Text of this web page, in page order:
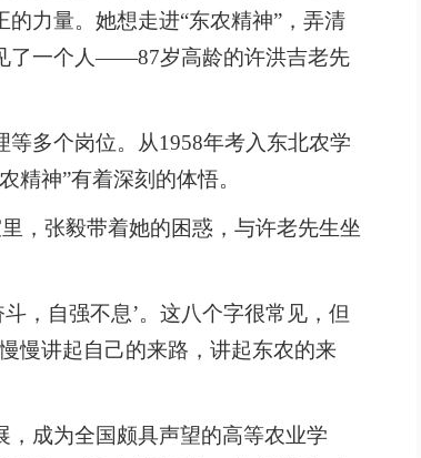
力量。她想走进“东农精神”，弄清
了一个人——87岁高龄的许洪吉老先
多个岗位。从1958年考入东北农学
精神”有着深刻的体悟。
，张毅带着她的困惑，与许老先生坐
，自强不息’。这八个字很常见，但
慢讲起自己的来路，讲起东农的来
成为全国颇具声望的高等农业学